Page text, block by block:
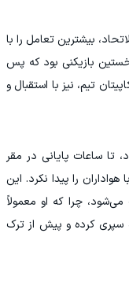
بیشترین تعامل را با
بازیکنی بود که پس
تیم، نیز با استقبال و
تا ساعات پایانی در مقر
را پیدا نکرد. این
چرا که او معمولاً
سپری کرده و پیش از ترک